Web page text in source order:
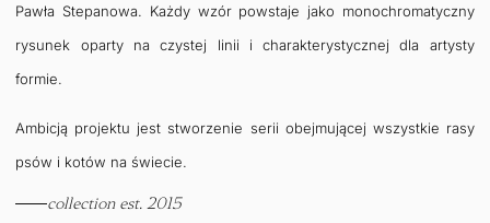
Pawła Stepanowa. Każdy wzór powstaje jako monochromatyczny
rysunek oparty na czystej linii i charakterystycznej dla artysty
formie.
Ambicją projektu jest stworzenie serii obejmującej wszystkie rasy
psów i kotów na świecie.
collection est. 2015